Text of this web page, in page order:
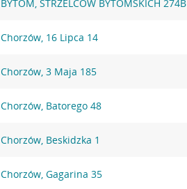
BYTOM, STRZELCOW BYTOMSKICH 274B
Chorzów, 16 Lipca 14
Chorzów, 3 Maja 185
Chorzów, Batorego 48
Chorzów, Beskidzka 1
Chorzów, Gagarina 35